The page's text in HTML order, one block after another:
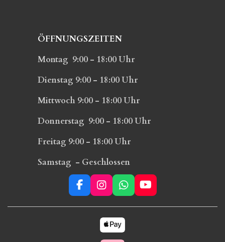
ÖFFNUNGSZEITEN
Montag 9:00 - 18:00 Uhr
Dienstag 9:00 - 18:00 Uhr
Mittwoch 9:00 - 18:00 Uhr
Donnerstag 9:00 - 18:00 Uhr
Freitag 9:00 - 18:00 Uhr
Samstag - Geschlossen
F
a
c
I
n
s
t
a
g
W
h
a
t
s
A
Y
o
u